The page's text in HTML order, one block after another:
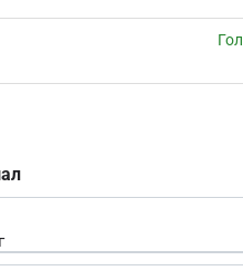
Гол